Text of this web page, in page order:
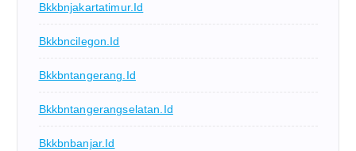
Bkkbnjakartatimur.id
Bkkbncilegon.id
Bkkbntangerang.id
Bkkbntangerangselatan.id
Bkkbnbanjar.id